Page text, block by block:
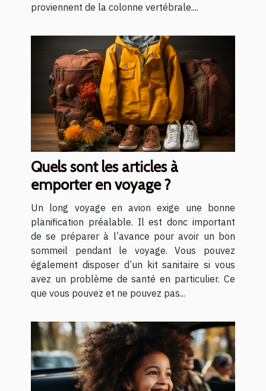
proviennent de la colonne vertébrale....
Quels sont les articles à
emporter en voyage ?
Un long voyage en avion exige une bonne
planification préalable. Il est donc important
de se préparer à l’avance pour avoir un bon
sommeil pendant le voyage. Vous pouvez
également disposer d’un kit sanitaire si vous
avez un problème de santé en particulier. Ce
que vous pouvez et ne pouvez pas...